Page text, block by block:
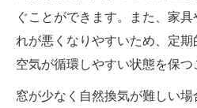
ぐことができます。また、家
れが悪くなりやすいため、定
空気が循環しやすい状態を保つ
窓が少なく自然換気が難しい